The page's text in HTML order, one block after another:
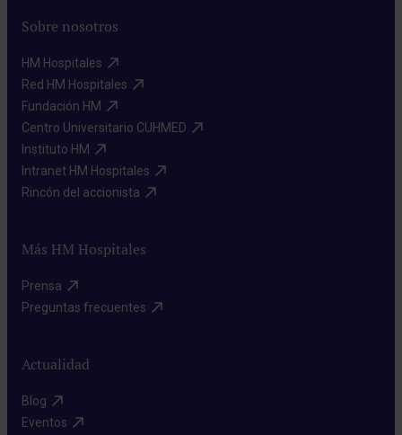
Sobre nosotros
HM Hospitales​
Red HM Hospitales​
Fundación HM​
Centro Universitario CUHMED​
Instituto HM​
Intranet HM Hospitales​
Rincón del accionista​
Más HM Hospitales
Prensa​
Preguntas frecuentes​
Actualidad
Blog​
Eventos​